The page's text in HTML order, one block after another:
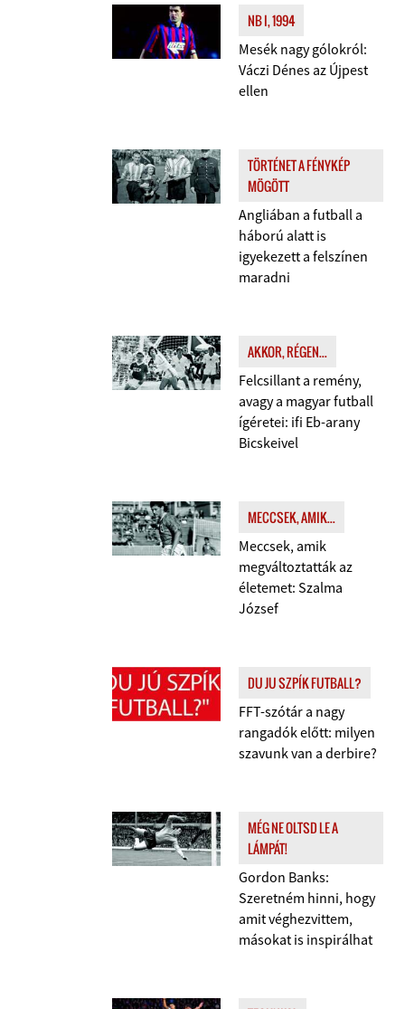
NB I, 1994
Mesék nagy gólokról:
Váczi Dénes az Újpest
ellen
TÖRTÉNET A FÉNYKÉP
MÖGÖTT
Angliában a futball a
háború alatt is
igyekezett a felszínen
maradni
AKKOR, RÉGEN...
Felcsillant a remény,
avagy a magyar futball
ígéretei: ifi Eb-arany
Bicskeivel
MECCSEK, AMIK...
Meccsek, amik
megváltoztatták az
életemet: Szalma
József
DU JU SZPÍK FUTBALL?
FFT-szótár a nagy
rangadók előtt: milyen
szavunk van a derbire?
MÉG NE OLTSD LE A
LÁMPÁT!
Gordon Banks:
Szeretném hinni, hogy
amit véghezvittem,
másokat is inspirálhat